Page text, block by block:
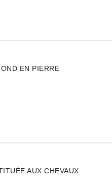
EN PIERRE
AUX CHEVAUX